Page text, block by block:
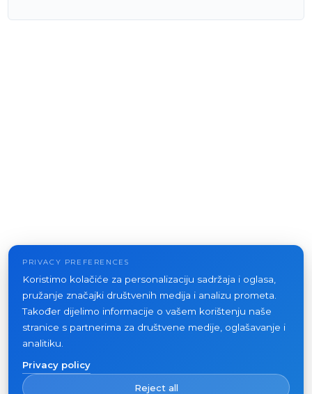
PRIVACY PREFERENCES
Koristimo kolačiće za personalizaciju sadržaja i oglasa,
pružanje značajki društvenih medija i analizu prometa.
Također dijelimo informacije o vašem korištenju naše
stranice s partnerima za društvene medije, oglašavanje i
analitiku.
Privacy policy
Reject all